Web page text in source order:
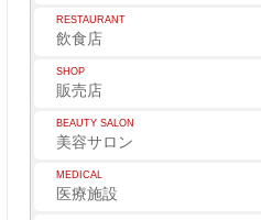
RESTAURANT
飲食店
SHOP
販売店
BEAUTY SALON
美容サロン
MEDICAL
医療施設